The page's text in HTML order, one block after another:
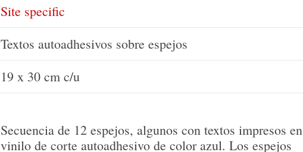
Site specific
Textos autoadhesivos sobre espejos
19 x 30 cm c/u
Secuencia de 12 espejos, algunos con textos impresos en
vinilo de corte autoadhesivo de color azul. Los espejos